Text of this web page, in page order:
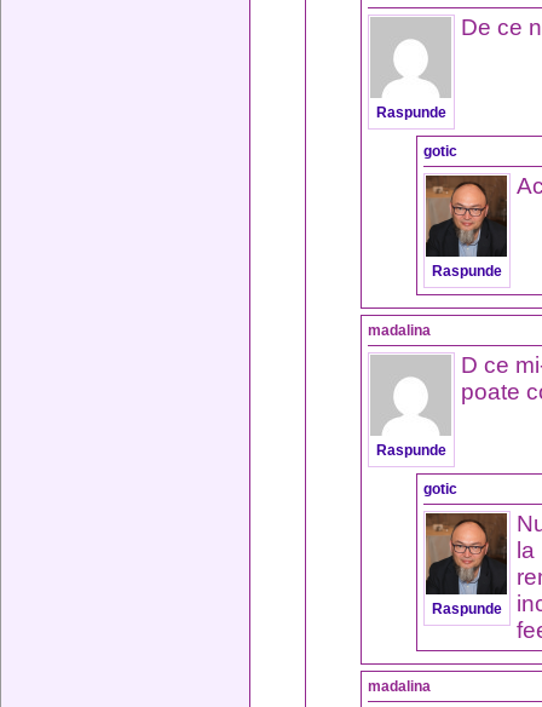
Raspunde
De ce
gotic
Raspunde
madalina
Raspunde
D ce
poate
gotic
Raspunde
madalina